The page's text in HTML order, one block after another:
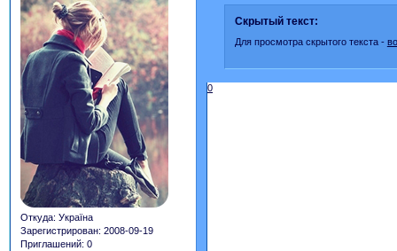
Откуда: Україна
Зарегистрирован: 2008-09-19
Приглашений: 0
Скрытый текст:
Для просмотра скрытого текста -
0